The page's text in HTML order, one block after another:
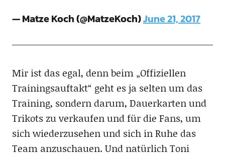
— Matze Koch (@MatzeKoch)June 21, 2017
Mir ist das egal, denn beim „Offiziellen
Trainingsauftakt“ geht es ja selten um das
Training, sondern darum, Dauerkarten und
Trikots zu verkaufen und für die Fans, um
sich wiederzusehen und sich in Ruhe das
Team anzuschauen. Und natürlich Toni